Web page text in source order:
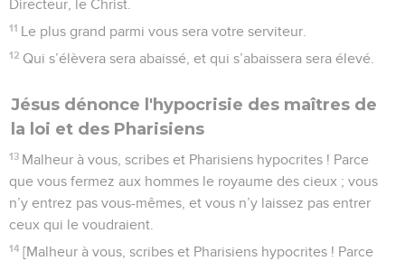
Directeur, le Christ.
11 Le plus grand parmi vous sera votre serviteur.
12 Qui s’élèvera sera abaissé, et qui s’abaissera sera élevé.
Jésus dénonce l'hypocrisie des maîtres de
la loi et des Pharisiens
13 Malheur à vous, scribes et Pharisiens hypocrites ! Parce
que vous fermez aux hommes le royaume des cieux ; vous
n’y entrez pas vous-mêmes, et vous n’y laissez pas entrer
ceux qui le voudraient.
14 [Malheur à vous, scribes et Pharisiens hypocrites ! Parce